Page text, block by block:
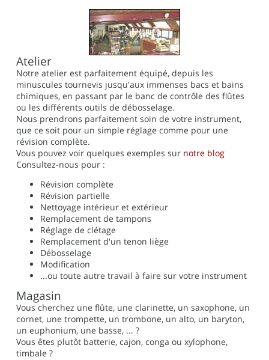
Atelier
Notre atelier est parfaitement équipé, depuis les
minuscules tournevis jusqu'aux immenses bacs et bains
chimiques, en passant par le banc de contrôle des flûtes
ou les différents outils de débosselage.
Nous prendrons parfaitement soin de votre instrument,
que ce soit pour un simple réglage comme pour une
révision complète.
Vous pouvez voir quelques exemples sur notre blog
Consultez-nous pour :
Révision complète
Révision partielle
Nettoyage intérieur et extérieur
Remplacement de tampons
Réglage de clétage
Remplacement d'un tenon liège
Débosselage
Modification
...ou toute autre travail à faire sur votre instrument
Magasin
Vous cherchez une flûte, une clarinette, un saxophone, un
cornet, une trompette, un trombone, un alto, un baryton,
un euphonium, une basse, ... ?
Vous êtes plutôt batterie, cajon, conga ou xylophone,
timbale ?